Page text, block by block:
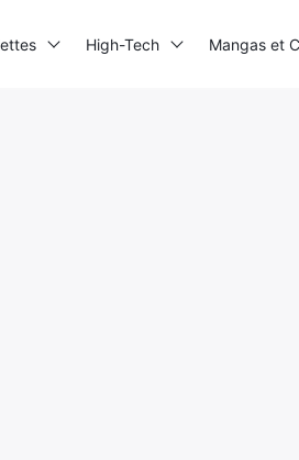
High-Tech Mangas et